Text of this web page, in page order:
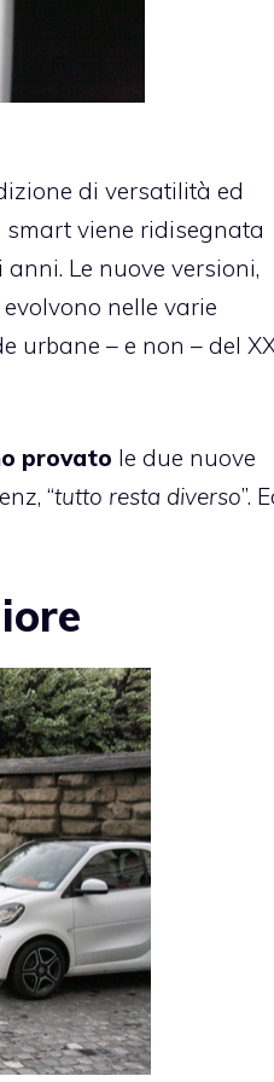
di versatilità ed
viene ridisegnata
Le nuove versioni,
nelle varie
urbane – e non – del
provato le due nuove
“tutto resta diverso”.